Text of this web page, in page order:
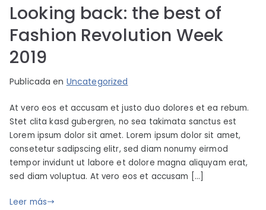
Looking back: the best of
Fashion Revolution Week
2019
P
r
i
m
b
a
P
b
l
i
c
o
Publicada en Uncategorized
At vero eos et accusam et justo duo dolores et ea rebum.
Stet clita kasd gubergren, no sea takimata sanctus est
Lorem ipsum dolor sit amet. Lorem ipsum dolor sit amet,
consetetur sadipscing elitr, sed diam nonumy eirmod
tempor invidunt ut labore et dolore magna aliquyam erat,
sed diam voluptua. At vero eos et accusam […]
Leer más